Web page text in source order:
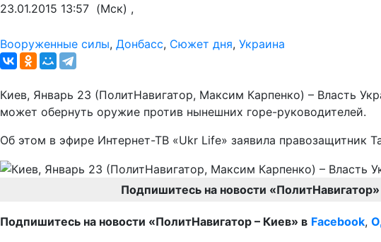
23.01.2015 13:57 (Мск) ,
Вооруженные силы, Донбасс, Сюжет дня, Украина
Киев, Январь 23 (ПолитНавигатор, Максим Карпенко) – Власть
может обернуть оружие против нынешних горе-руководителей.
Об этом в эфире Интернет-ТВ «Ukr Life» заявила правозащитник
Подпишитесь на новости «ПолитНавигатор»
Подпишитесь на новости «ПолитНавигатор – Киев» в Facebook,